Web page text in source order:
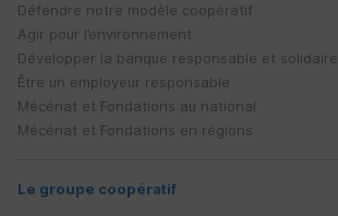
Défendre notre modèle coopératif
Agir pour l’environnement
Développer la banque responsable et solidaire
Être un employeur responsable
Mécénat et Fondations au national
Mécénat et Fondations en régions
Le groupe coopératif